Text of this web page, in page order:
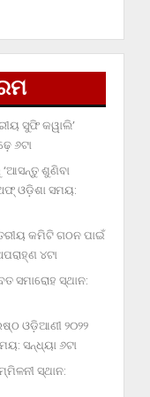
ସୁଫି କୱାଲି’
୬ଟା
ଶୁଣିବା
ଓଡ଼ିଶା ସମୟ:
କମିଟି ଗଠନ ପାଇଁ
୪ଟା
ସମାରୋହ ସ୍ଥାନ:
ଓଡ଼ିଆଣୀ ୨୦୨୨
ସନ୍ଧ୍ୟା ୬ଟା
ସ୍ଥାନ: